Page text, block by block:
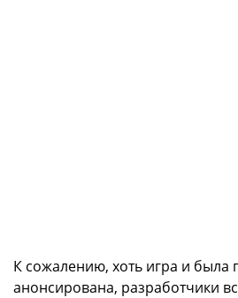
К сожалению, хоть игра и была
анонсирована, разработчики